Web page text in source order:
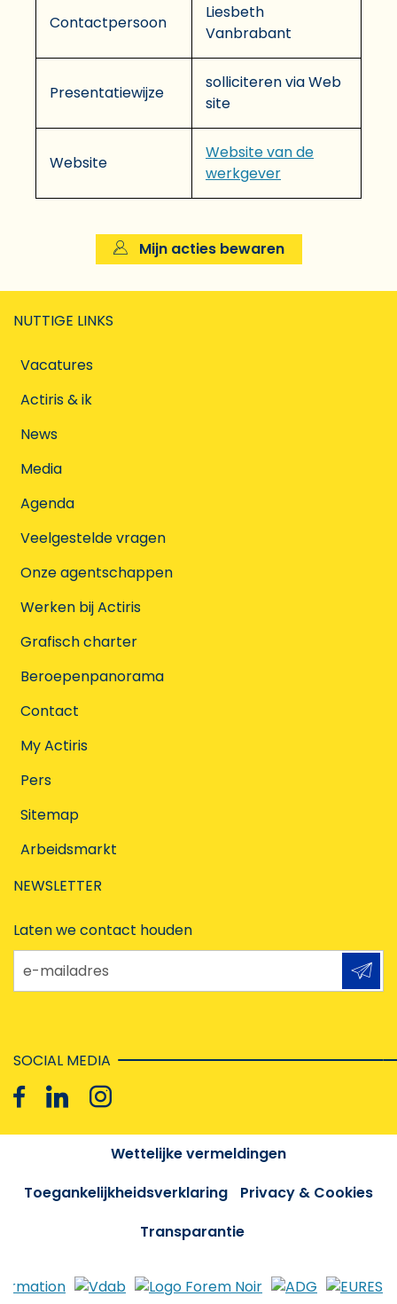
Contactpersoon
Liesbeth
Vanbrabant
Presentatiewijze
solliciteren via Web
site
Website
Website van de
werkgever
Mijn acties bewaren
NUTTIGE LINKS
Vacatures
Actiris & ik
News
Media
Agenda
Veelgestelde vragen
Onze agentschappen
Werken bij Actiris
Grafisch charter
Beroepenpanorama
Contact
My Actiris
Pers
Sitemap
Arbeidsmarkt
NEWSLETTER
Laten we contact houden
e-mailadres
SOCIAL MEDIA
Wettelijke vermeldingen
Toegankelijkheidsverklaring
Privacy & Cookies
Transparantie